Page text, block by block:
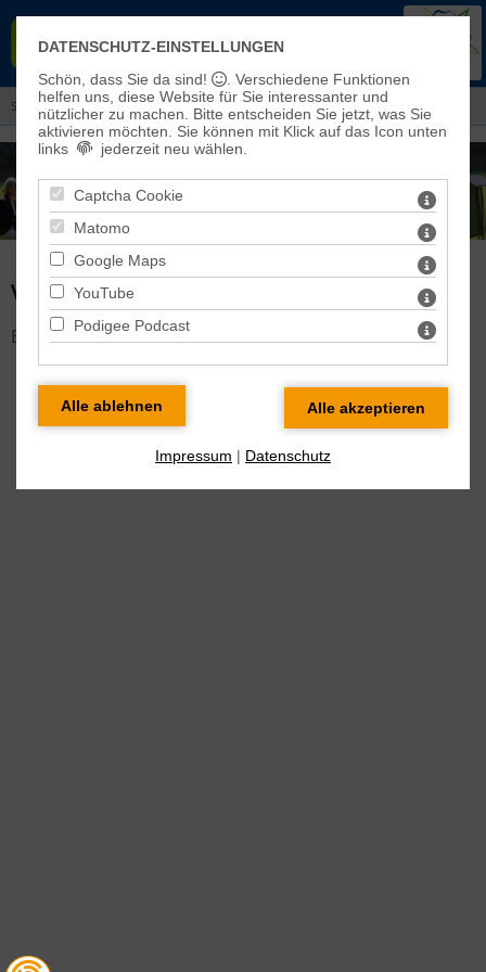
EISLEBEN-SÖMMERDA
Sie sind hier:Aktuelles> Veranstaltungen und Gottesdienste
VERANSTALTUNG DETAILS
Es gibt keine Veranstaltung mit dieser ID!
DATENSCHUTZ-EINSTELLUNGEN
Schön, dass Sie da sind!
. Verschiedene Funktionen
helfen uns, diese Website für Sie interessanter und
nützlicher zu machen.
Bitte entscheiden Sie jetzt, was Sie
aktivieren möchten. Sie können mit Klick auf das Icon unten
links
jederzeit neu wählen.
Captcha Cookie
Matomo
Google Maps
YouTube
Podigee Podcast
Impressum | Datenschutz